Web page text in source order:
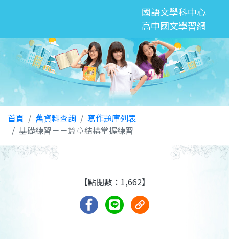
國語文學科中心
高中國文學習網
首頁 舊資料查詢
寫作題庫列表
基礎練習－－篇章結構掌握練習
【點閱數：1,662】